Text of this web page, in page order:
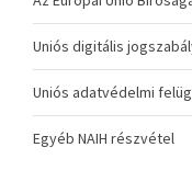
Uniós digitális
Uniós adatvédelmi
Egyéb NAIH részvétel